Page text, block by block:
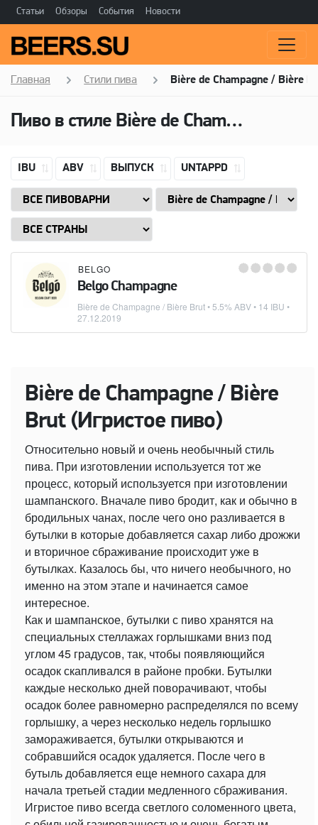
Статьи Обзоры События Новости
Главная Стили пива Bière de Champagne / Bière
Пиво в стиле Bière de Champagne / Bière Brut
IBU ABV ВЫПУСК UNTAPPD
BELGO
Belgo Champagne
Bière de Champagne / Bière Brut• 5.5% ABV • 14 IBU •
27.12.2019
Bière de Champagne / Bière
Brut (Игристое пиво)
Относительно новый и очень необычный стиль
пива. При изготовлении используется тот же
процесс, который используется при изготовлении
шампанского. Вначале пиво бродит, как и обычно в
бродильных чанах, после чего оно разливается в
бутылки в которые добавляется сахар либо дрожжи
и вторичное сбраживание происходит уже в
бутылках. Казалось бы, что ничего необычного, но
именно на этом этапе и начинается самое
интересное.
Как и шампанское, бутылки с пиво хранятся на
специальных стеллажах горлышками вниз под
углом 45 градусов, так, чтобы появляющийся
осадок скапливался в районе пробки. Бутылки
каждые несколько дней поворачивают, чтобы
осадок более равномерно распределялся по всему
горлышку, а через несколько недель горлышко
замораживается, бутылки открываются и
собравшийся осадок удаляется. После чего в
бутыль добавляется еще немного сахара для
начала третьей стадии медленного сбраживания.
Игристое пиво всегда светлого соломенного цвета,